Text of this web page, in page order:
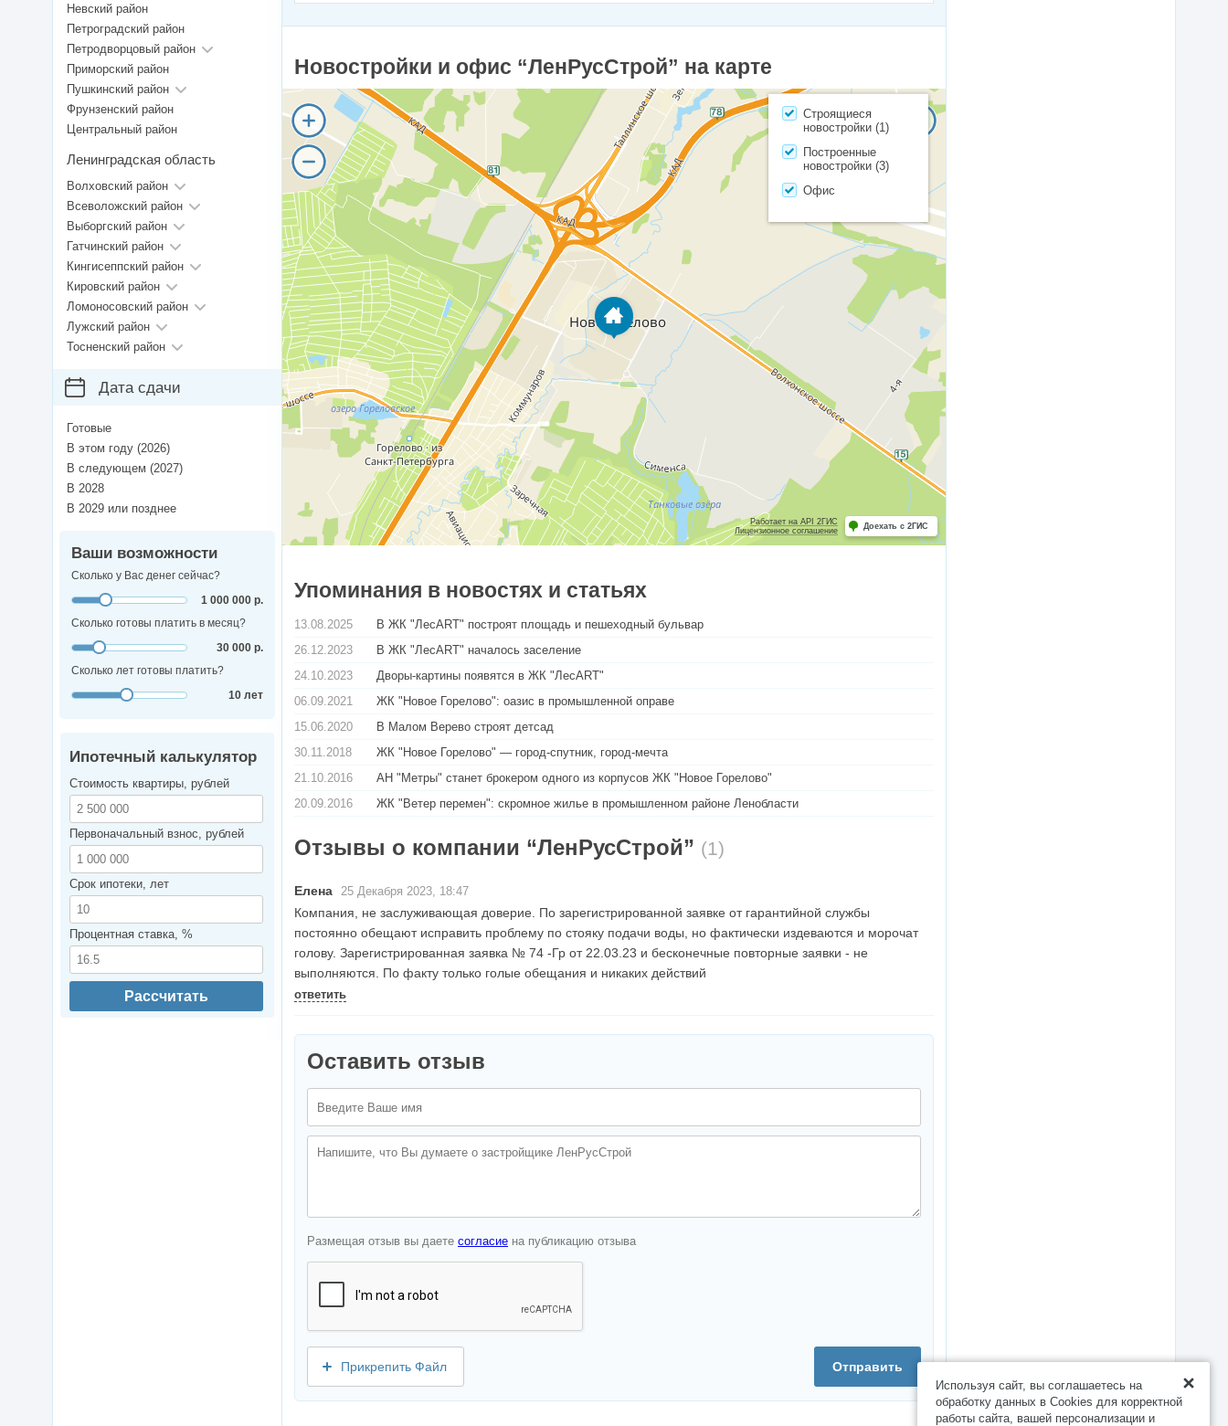
Новостройки и офис “ЛенРусСтрой” на карте
Строящиеся
новостройки (1)
Построенные
новостройки (3)
Офис
Работает на API 2ГИС
Лицензионное соглашение
Доехать с 2ГИС
Упоминания в новостях и статьях
13.08.2025
В ЖК "ЛесART" построят площадь и пешеходный бульвар
26.12.2023
В ЖК "ЛесART" началось заселение
24.10.2023
Дворы-картины появятся в ЖК "ЛесART"
06.09.2021
ЖК "Новое Горелово": оазис в промышленной оправе
15.06.2020
В Малом Верево строят детсад
30.11.2018
ЖК "Новое Горелово" — город-спутник, город-мечта
21.10.2016
АН "Метры" станет брокером одного из корпусов ЖК "Новое Горелово"
20.09.2016
ЖК "Ветер перемен": скромное жилье в промышленном районе Ленобласти
Отзывы о компании “ЛенРусСтрой” (1)
Елена 25 Декабря 2023, 18:47
Компания, не заслуживающая доверие. По зарегистрированной заявке от гарантийной службы
постоянно обещают исправить проблему по стояку подачи воды, но фактически издеваются и морочат
голову. Зарегистрированная заявка № 74 -Гр от 22.03.23 и бесконечные повторные заявки - не
выполняются. По факту только голые обещания и никаких действий
ответить
Оставить отзыв
Размещая отзыв вы даете согласие на публикацию отзыва
Отправить
Прикрепить Файл
Невский район
Петроградский район
Петродворцовый район
Приморский район
Пушкинский район
Фрунзенский район
Центральный район
Ленинградская область
Волховский район
Всеволожский район
Выборгский район
Гатчинский район
Кингисеппский район
Кировский район
Ломоносовский район
Лужский район
Тосненский район
Дата сдачи
Готовые
В этом году (2026)
В следующем (2027)
В 2028
В 2029 или позднее
Ваши возможности
Сколько у Вас денег сейчас?
1 000 000 р.
Сколько готовы платить в месяц?
30 000 р.
Сколько лет готовы платить?
10 лет
Ипотечный калькулятор
Стоимость квартиры, рублей
Первоначальный взнос, рублей
Срок ипотеки, лет
Процентная ставка, %
Рассчитать
Используя сайт, вы соглашаетесь на
обработку данных в Cookies для корректной
работы сайта, вашей персонализации и